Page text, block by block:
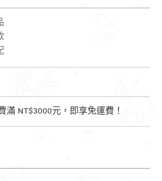
滿 NT$3000元，即享免運費！